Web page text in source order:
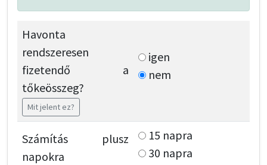
Havonta
rendszeresen
fizetendő a
tőkeösszeg?
Mit jelent ez?
igen
nem
Számítás plusz
napokra
15 napra
30 napra